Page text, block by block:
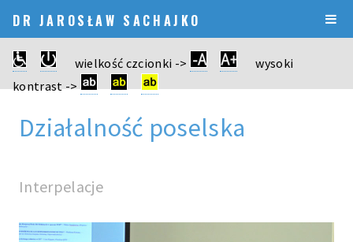
DR JAROSŁAW SACHAJKO
wielkość czcionki ->
wysoki
kontrast ->
Działalność poselska
Interpelacje